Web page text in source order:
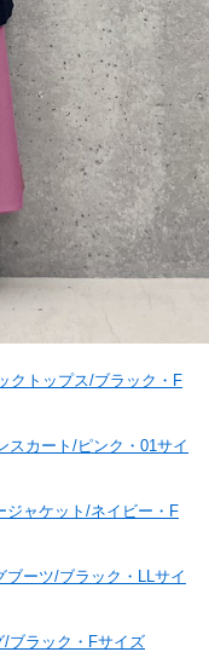
クトップス/ブラック・F
スカート/ピンク・01サイ
ジャケット/ネイビー・F
ーツ/ブラック・LLサイ
/ブラック・Fサイズ